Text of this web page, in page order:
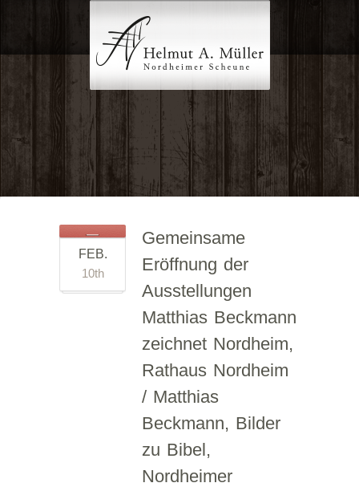
FEB.
10th
Gemeinsame
Eröffnung der
Ausstellungen
Matthias Beckmann
zeichnet Nordheim,
Rathaus Nordheim
/ Matthias
Beckmann, Bilder
zu Bibel,
Nordheimer